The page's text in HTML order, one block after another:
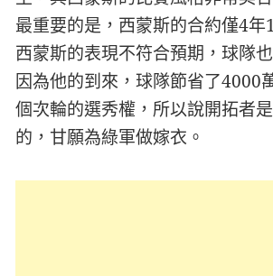
最重要的是，西蒙斯的合約僅4
西蒙斯的表現不符合預期，球隊
因為他的到來，球隊節省了4000
個次輪的選秀權，所以說開拓者
的，甘願為綠軍做嫁衣。